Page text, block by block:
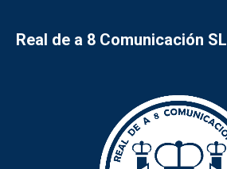
Real de a 8 Comunicación SL